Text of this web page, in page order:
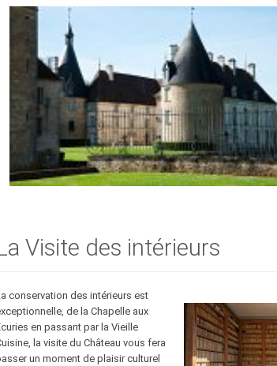
Visite des intérieurs
conservation des intérieurs est
de la Chapelle aux
en passant par la Vieille
la visite du Château vous fera
un moment de plaisir culturel